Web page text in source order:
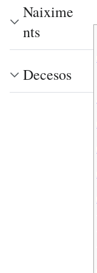
Naixime
nts
Decesos